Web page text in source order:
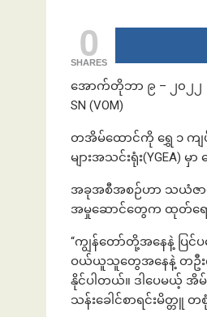
0
SHARES
အောက်တိုဘာ ၉ – ၂၀၂၂
SN (VOM)
တအိမ်ထောင်ကို ရွှေ ၁ ကျ
များအသင်းရုံး(YGEA)
အခုအစီအစဉ်ဟာ သယံဇာ
အမှုဆောင်တွေက ထုတ်ရော
“ကျွန်တော်တို့အနေနဲ့ ပြင်ပ
ဝယ်ယူသူတွေအနေနဲ့ တဦး
နိုင်ပါတယ်။ ဒါပေမယ့်
သန်းခေါင်စာရင်းမိတ္တူ တ